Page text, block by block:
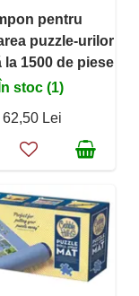
pentru
puzzle-urilor
la 1500 de piese
În stoc (1)
62,50 Lei